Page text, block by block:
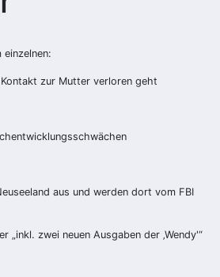
zur Mutter verloren geht
aus und werden dort vom FBI
zwei neuen Ausgaben der ‚Wendy'“